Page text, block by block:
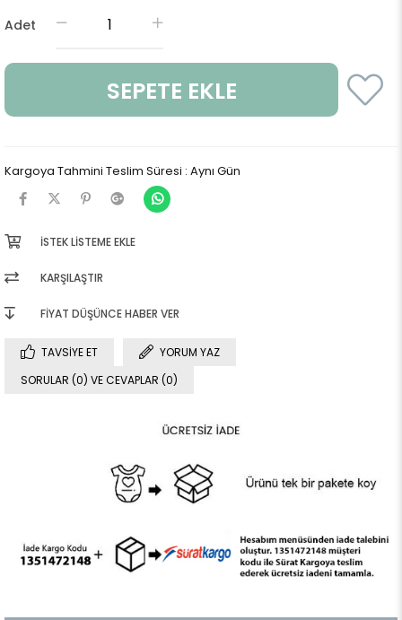
Adet
Kargoya Tahmini Teslim Süresi : Aynı Gün
İSTEK LISTEME EKLE
KARŞILAŞTIR
FIYAT DÜŞÜNCE HABER VER
TAVSIYE ET
YORUM YAZ
SORULAR (0) VE CEVAPLAR (0)